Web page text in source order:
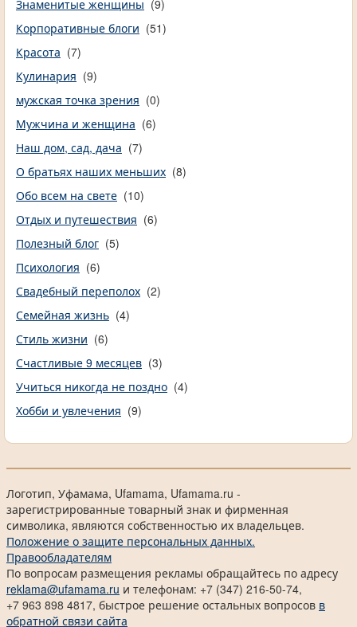
Знаменитые женщины (9)
Корпоративные блоги (51)
Красота (7)
Кулинария (9)
мужская точка зрения (0)
Мужчина и женщина (6)
Наш дом, сад, дача (7)
О братьях наших меньших (8)
Обо всем на свете (10)
Отдых и путешествия (6)
Полезный блог (5)
Психология (6)
Свадебный переполох (2)
Семейная жизнь (4)
Стиль жизни (6)
Счастливые 9 месяцев (3)
Учиться никогда не поздно (4)
Хобби и увлечения (9)
Логотип, Уфамама, Ufamama, Ufamama.ru -
зарегистрированные товарный знак и фирменная
символика, являются собственностью их владельцев.
Положение о защите персональных данных.
Правообладателям
По вопросам размещения рекламы обращайтесь по адресу
reklama@ufamama.ru и телефонам: +7 (347) 216-50-74,
+7 963 898 4817, быстрое решение остальных вопросов в
обратной связи сайта